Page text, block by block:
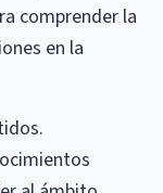
comprender la
en la